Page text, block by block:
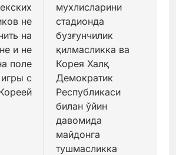
не
на
и не
поле
с
мухлисларини
стадионда
бузғунчилик
қилмасликка ва
Корея Халқ
Демократик
Республикаси
билан ўйин
давомида
майдонга
тушмасликка